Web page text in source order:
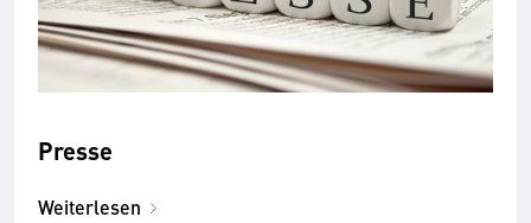
Presse
Weiterlesen